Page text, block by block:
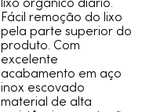
lixo orgânico diário.
Fácil remoção do lixo
pela parte superior do
produto. Com
excelente
acabamento em aço
inox escovado
material de alta